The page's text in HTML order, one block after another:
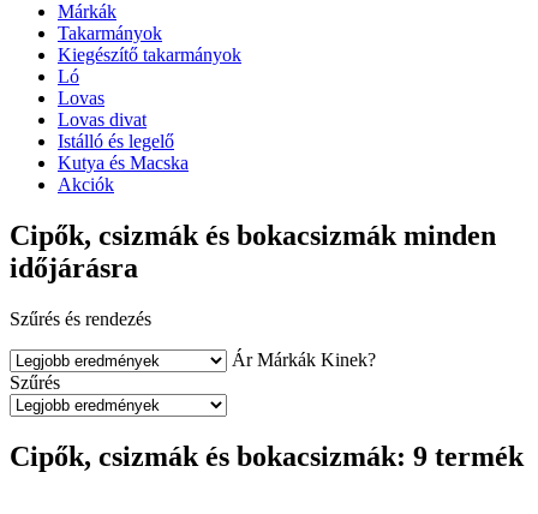
Márkák
Takarmányok
Kiegészítő takarmányok
Ló
Lovas
Lovas divat
Istálló és legelő
Kutya és Macska
Akciók
Cipők, csizmák és bokacsizmák minden
időjárásra
Szűrés és rendezés
Ár Márkák Kinek?
Szűrés
Cipők, csizmák és bokacsizmák: 9 termék